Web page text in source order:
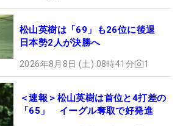
松山英樹は「69」も26位に後退
日本勢2人が決勝へ
2026年8月8日 (土) 08時41分 1
＜速報＞松山英樹は首位と4打差の
「65」 イーグル奪取で好発進